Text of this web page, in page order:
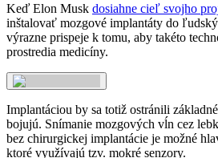
Keď Elon Musk dosiahne cieľ svojho
inštalovať mozgové implantáty do
výrazne prispeje k tomu, aby takéto
prostredia medicíny.
Implantáciou by sa totiž ostránili
bojujú. Snímanie mozgových vĺn cez
bez chirurgickej implantácie je možné
ktoré využívajú tzv. mokré senzory.